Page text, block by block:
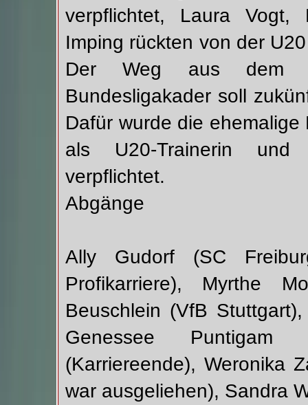
verpflichtet, Laura Vogt,
Imping rückten von der
Der Weg aus dem
Bundesligakader soll
Dafür wurde die
als U20-Trainerin und
verpflichtet.
Abgänge
Ally Gudorf (SC
Profikarriere), Myrthe
Beuschlein (VfB
Genessee Puntigam
(Karriereende), Weronika
war ausgeliehen), Sandra